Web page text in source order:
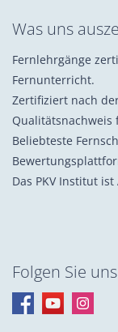
Was uns
Fernlehrgänge
Fernunterricht.
Zertifiziert nach
Beliebteste
Das PKV Institut
Folgen Sie uns